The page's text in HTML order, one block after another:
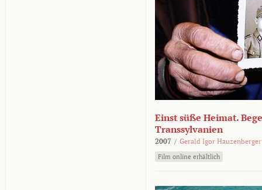
Einst süße Heimat.
Transsylvanien
2007 / Gerald Igor Hauzenberger
Film online erhältlich